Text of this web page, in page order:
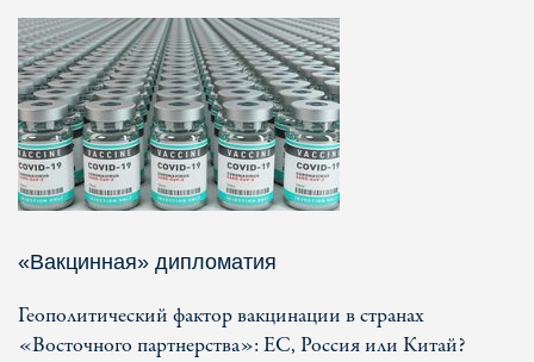
«Вакцинная» дипломатия
Геополитический фактор вакцинации в странах
«Восточного партнерства»: ЕС, Россия или Китай?